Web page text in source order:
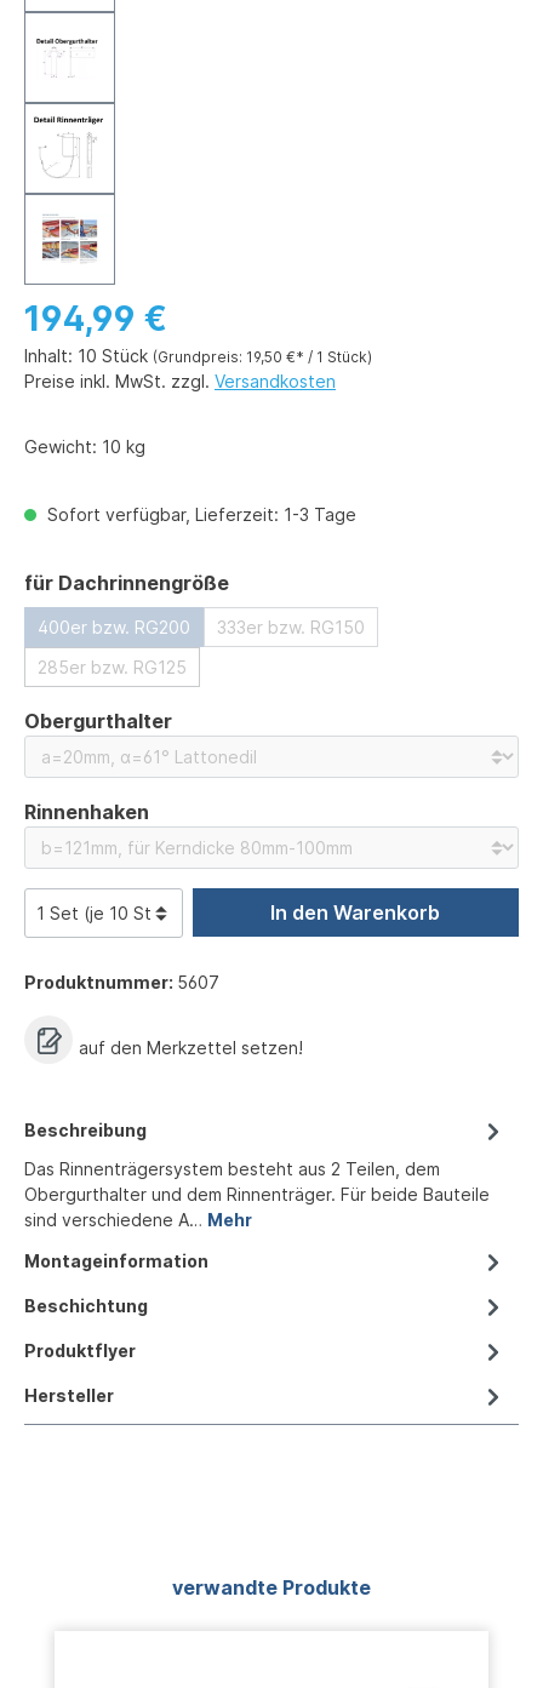
194,99 €
Inhalt: 10 Stück (Grundpreis: 19,50 €* / 1 Stück)
Preise inkl. MwSt. zzgl. Versandkosten
Gewicht: 10 kg
Sofort verfügbar, Lieferzeit: 1-3 Tage
für Dachrinnengrößeauswählen
400er bzw. RG200
333er bzw. RG150
285er bzw. RG125
Obergurthalterauswählen
Rinnenhaken
In den Warenkorb
Produktnummer: 5607
auf den Merkzettel setzen!
Beschreibung
Das Rinnenträgersystem besteht aus 2 Teilen, dem
Obergurthalter und dem Rinnenträger. Für beide Bauteile
sind verschiedene A… Mehr
Montageinformation
Beschichtung
Produktflyer
Hersteller
Produktgalerie überspringen
verwandte Produkte